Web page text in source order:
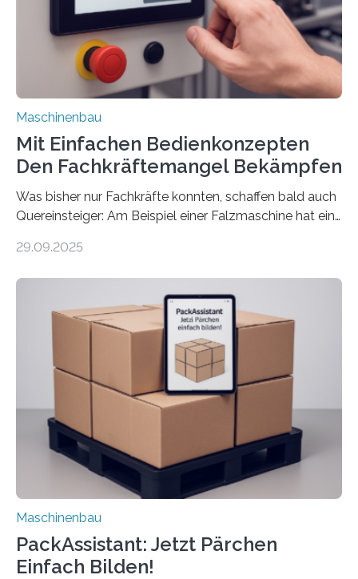
Maschinenbau
Mit Einfachen Bedienkonzepten
Den Fachkräftemangel Bekämpfen
Was bisher nur Fachkräfte konnten, schaffen bald auch
Quereinsteiger: Am Beispiel einer Falzmaschine hat ein
Mensch-Maschine-Schnittstelle so sehr vereinfacht,
Die zugrunde liegende Methodik lässt sich auf alle
anderen Maschinen übertragen. Eine Falzmaschine
umzurüsten ist ein Job für echte Profis. Eine solche
Maschine faltet in Druckereien Broschüren, Prospekte,
Landkarten und vieles mehr – mehrere Zehntausend
Exemplare pro Stunde. Je nach Maschinentyp und
Auftrag kann das Umrüsten…
29.09.2025
Maschinenbau
PackAssistant: Jetzt Pärchen
Einfach Bilden!